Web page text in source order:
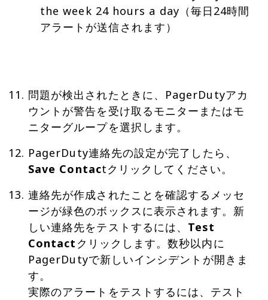
the week 24 hours a day（毎日24時間
アラートが送信されます）
問題が検出されたときに、PagerDutyアカ
ウントが警告を受け取るモニターまたはモ
ニターグループを選択します。
PagerDuty連絡先の設定が完了したら、
Save Contactクリックしてください。
連絡先が作成されたことを確認するメッセ
ージが緑色のボックスに表示されます。新
しい連絡先をテストするには、 Test
Contact クリックします。数秒以内に
PagerDutyで新しいインシデントが開きま
す。
実際のアラートをテストするには、テスト